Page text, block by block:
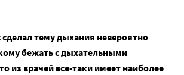
тему дыхания невероятно
бежать с дыхательными
из врачей все-таки имеет наиболее